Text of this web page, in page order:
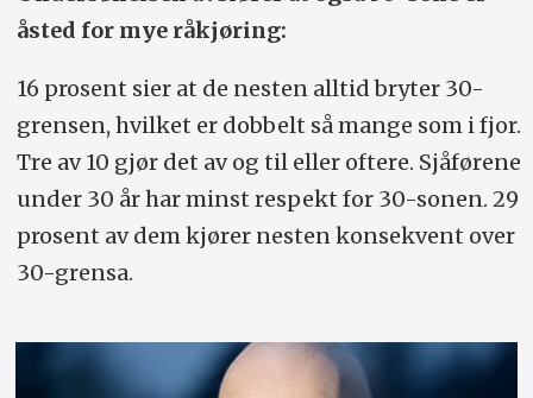
åsted for mye råkjøring:
16 prosent sier at de nesten alltid bryter 30-
grensen, hvilket er dobbelt så mange som i fjor.
Tre av 10 gjør det av og til eller oftere. Sjåførene
under 30 år har minst respekt for 30-sonen. 29
prosent av dem kjører nesten konsekvent over
30-grensa.